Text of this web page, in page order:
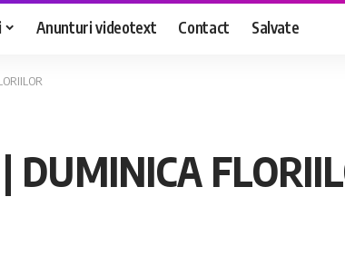
Anunturi videotext Contact Salvate
DUMINICA